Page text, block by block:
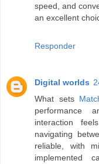
speed, and
an excellent
Responder
Digital worlds
What sets
performance
interaction
navigating
reliable, with
implemented